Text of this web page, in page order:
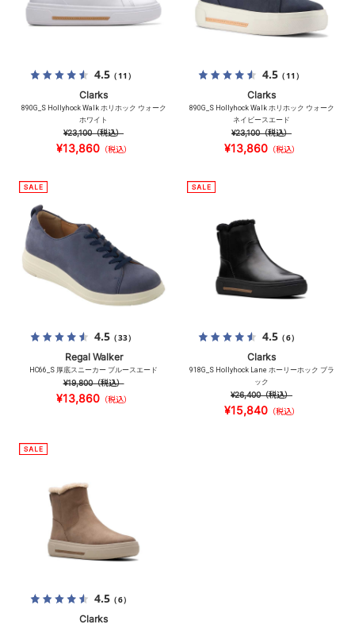
4.5（11）
Clarks
890G_S Hollyhock Walk ホリホック ウォーク
ホワイト
¥23,100（税込）
¥13,860（税込）
4.5（11）
Clarks
890G_S Hollyhock Walk ホリホック ウォーク
ネイビースエード
¥23,100（税込）
¥13,860（税込）
4.5（33）
Regal Walker
HC66_S 厚底スニーカー ブルースエード
¥19,800（税込）
¥13,860（税込）
4.5（6）
Clarks
918G_S Hollyhock Lane ホーリーホック ブラ
ック
¥26,400（税込）
¥15,840（税込）
4.5（6）
Clarks